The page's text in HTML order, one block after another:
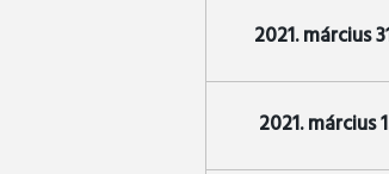
2021. március
2021. március